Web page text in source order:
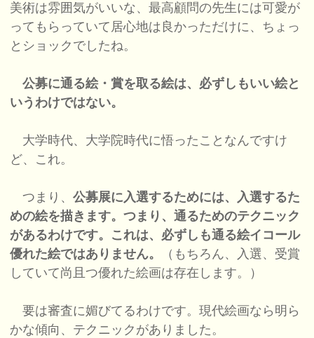
美術は雰囲気がいいな、最高顧問の先生には可愛が
ってもらっていて居心地は良かっただけに、ちょっ
とショックでしたね。
公募に通る絵・賞を取る絵は、必ずしもいい絵と
いうわけではない。
大学時代、大学院時代に悟ったことなんですけ
ど、これ。
つまり、公募展に入選するためには、入選するた
めの絵を描きます。つまり、通るためのテクニック
があるわけです。これは、必ずしも通る絵イコール
優れた絵ではありません。
（もちろん、入選、受賞
していて尚且つ優れた絵画は存在します。）
要は審査に媚びてるわけです。現代絵画なら明ら
かな傾向、テクニックがありました。